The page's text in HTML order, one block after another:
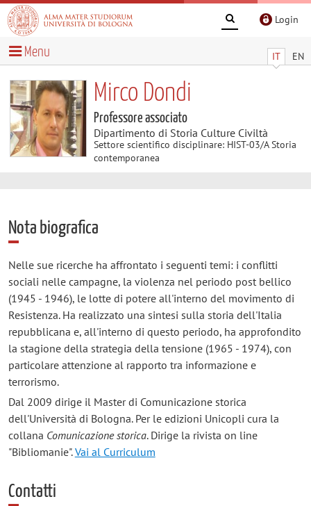
Login
IT EN
Menu
Mirco Dondi
Professore associato
Dipartimento di Storia Culture Civiltà
Settore scientifico disciplinare: HIST-03/A Storia
contemporanea
Nota biografica
Nelle sue ricerche ha affrontato i seguenti temi: i conflitti
sociali nelle campagne, la violenza nel periodo post bellico
(1945 - 1946), le lotte di potere all'interno del movimento di
Resistenza. Ha realizzato una sintesi sulla storia dell'Italia
repubblicana e, all'interno di questo periodo, ha approfondito
la stagione della strategia della tensione (1965 - 1974), con
particolare attenzione al rapporto tra informazione e
terrorismo.
Dal 2009 dirige il Master di Comunicazione storica
dell'Università di Bologna. Per le edizioni Unicopli cura la
collana Comunicazione storica. Dirige la rivista on line
"Bibliomanie".Vai al Curriculum
Contatti